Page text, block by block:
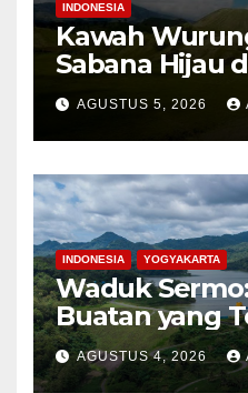
INDONESIA
Kawah
Sabana Hijau
Pegunungan
AGUSTUS 5, 2026
INDONESIA YOGYAKARTA
Waduk
Buatan yang
Perbukitan
Progo
AGUSTUS 4, 2026